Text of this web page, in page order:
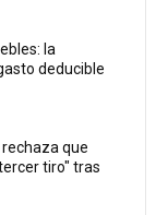
la
deducible
que
tiro" tras